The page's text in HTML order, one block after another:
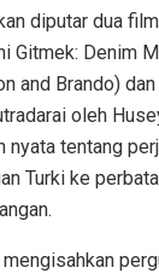
diputar dua
Gitmek: Denim
and Brando)
oleh
nyata tentang
Turki ke
mengisahkan